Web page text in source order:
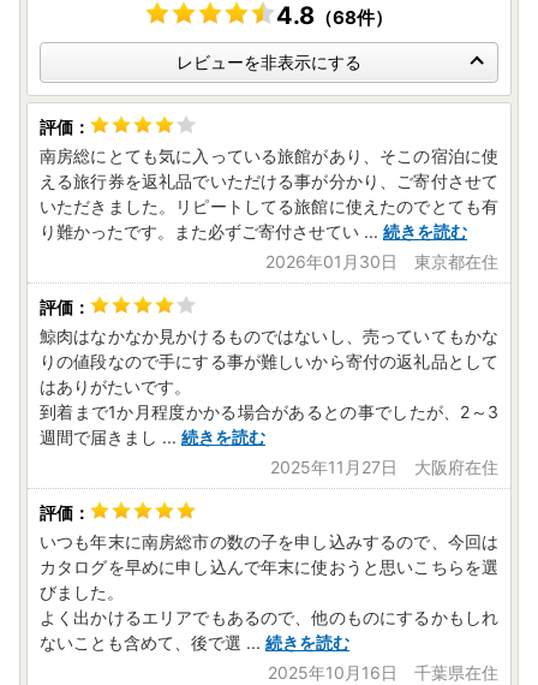
4.8 （68件）
レビューを非表示にする
南房総にとても気に入っている旅館があり、そこの宿泊に使
える旅行券を返礼品でいただける事が分かり、ご寄付させて
いただきました。リピートしてる旅館に使えたのでとても有
り難かったです。また必ずご寄付させてい ... 続きを読む
2026年01月30日 東京都在住
鯨肉はなかなか見かけるものではないし、売っていてもかな
りの値段なので手にする事が難しいから寄付の返礼品として
はありがたいです。
到着まで1か月程度かかる場合があるとの事でしたが、2～3
週間で届きまし ... 続きを読む
2025年11月27日 大阪府在住
いつも年末に南房総市の数の子を申し込みするので、今回は
カタログを早めに申し込んで年末に使おうと思いこちらを選
びました。
よく出かけるエリアでもあるので、他のものにするかもしれ
ないことも含めて、後で選 ... 続きを読む
2025年10月16日 千葉県在住